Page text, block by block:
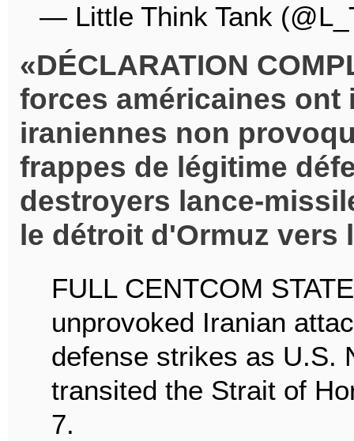
— Little Think Tank
DÉCLARATION
forces américaines ont
iraniennes non
frappes de légitime
destroyers lance-
le détroit d'Ormuz vers
FULL CENTCOM
unprovoked Iranian
defense strikes as U.S.
transited the Strait of
7.